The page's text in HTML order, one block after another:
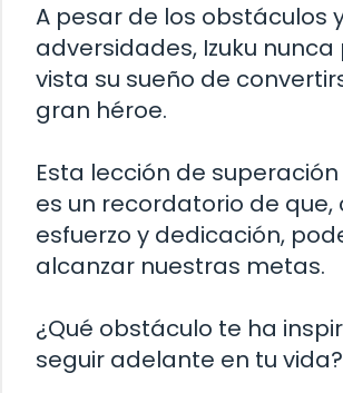
A pesar de los obstáculos
adversidades, Izuku
vista su sueño de
gran héroe.
Esta lección de
es un recordatorio de que,
esfuerzo y dedicación,
alcanzar nuestras metas.
¿Qué obstáculo te ha
seguir adelante en tu vida?